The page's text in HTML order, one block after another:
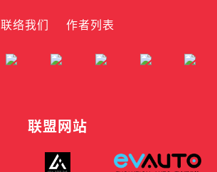
联络我们
作者列表
联盟网站